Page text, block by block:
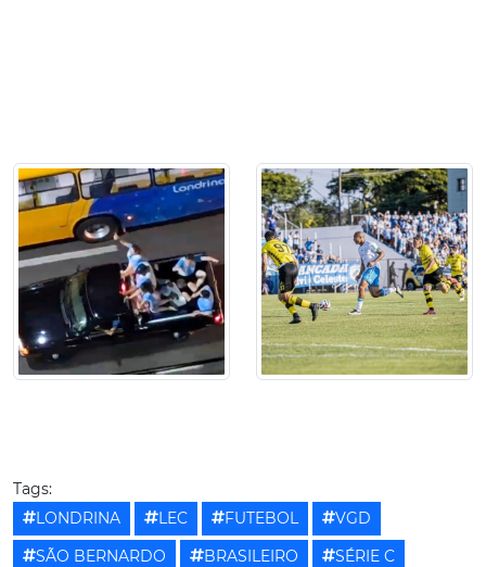
Tags:
LONDRINA
LEC FUTEBOL
VGD
SÃO BERNARDO
BRASILEIRO
SÉRIE C